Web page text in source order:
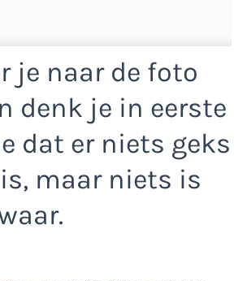
je naar de foto
denk je in eerste
dat er niets geks
maar niets is